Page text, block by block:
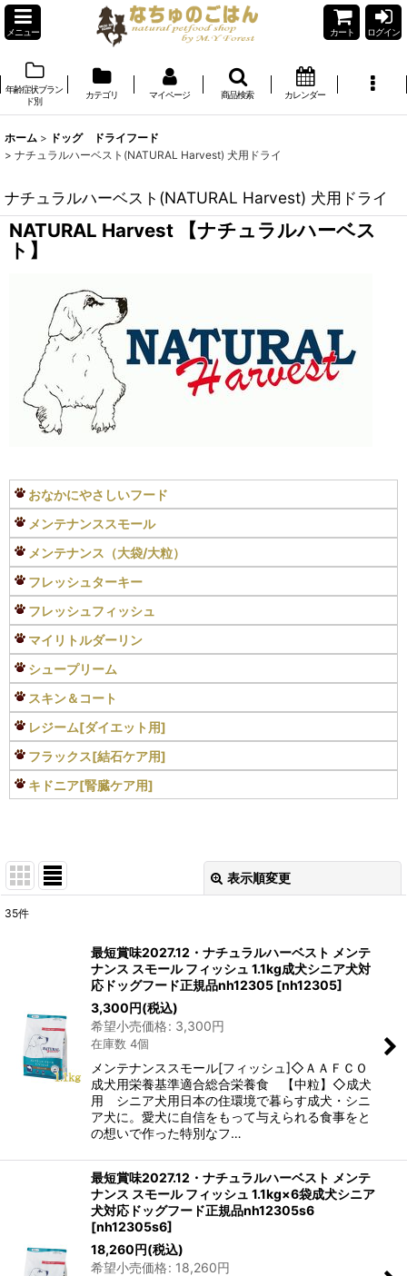
メニュー カート ログイン
年齢症状ブラン
ド別
カテゴリ マイページ 商品検索 カレンダー
ホーム > ドッグ ドライフード
> ナチュラルハーベスト(NATURAL Harvest) 犬用ドライ
ナチュラルハーベスト(NATURAL Harvest) 犬用ドライ
NATURAL Harvest 【ナチュラルハーベス
ト】
おなかにやさしいフード
メンテナンススモール
メンテナンス（大袋/大粒）
フレッシュターキー
フレッシュフィッシュ
マイリトルダーリン
シュープリーム
スキン＆コート
レジーム[ダイエット用]
フラックス[結石ケア用]
キドニア[腎臓ケア用]
表示順変更
並び順:
絞り込む
35件
最短賞味2027.12・ナチュラルハーベスト メンテ
ナンス スモール フィッシュ 1.1kg成犬シニア犬対
応ドッグフード正規品nh12305 [nh12305]
3,300円(税込)
希望小売価格: 3,300円
在庫数 4個
メンテナンススモール[フィッシュ]◇ＡＡＦＣＯ
成犬用栄養基準適合総合栄養食 【中粒】◇成犬
用 シニア犬用日本の住環境で暮らす成犬・シニ
ア犬に。愛犬に自信をもって与えられる食事をと
の想いで作った特別なフ…
最短賞味2027.12・ナチュラルハーベスト メンテ
ナンス スモール フィッシュ 1.1kg×6袋成犬シニア
犬対応ドッグフード正規品nh12305s6
[nh12305s6]
18,260円(税込)
希望小売価格: 18,260円